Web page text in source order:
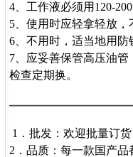
4、工作液必须用120-
5、使用时应轻拿轻放
6、不用时，适当地用
7、应妥善保管高压油
检查定期换。
1．批发：欢迎批量订
2．品质：每一款国产品